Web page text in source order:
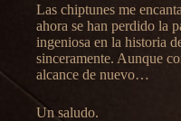
Las chiptunes me
ahora se han perdido la
ingeniosa en la historia
sinceramente. Aunque
alcance de nuevo…
Un saludo.